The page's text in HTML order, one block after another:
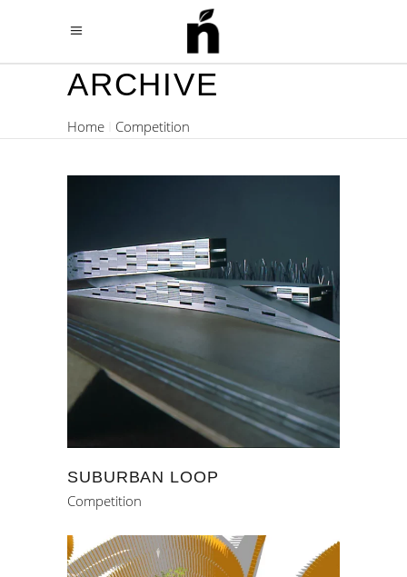
ARCHIVE
Home Competition
SUBURBAN LOOP
Competition